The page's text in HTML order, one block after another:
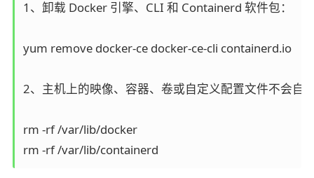
1、卸载 Docker 引擎、CLI 和 Containerd 软件包：
yum remove docker-ce docker-ce-cli containerd.io
2、主机上的映像、容器、卷或自定义配置文件不会自
rm -rf /var/lib/docker
rm -rf /var/lib/containerd